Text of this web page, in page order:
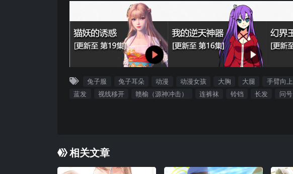
兔子服 兔子耳朵 动漫 动漫女孩 大胸 大腿 手臂向上
蓝发
视线移开 赣榆（源神冲击） 连裤袜 铃铛 长发 问号
相关文章